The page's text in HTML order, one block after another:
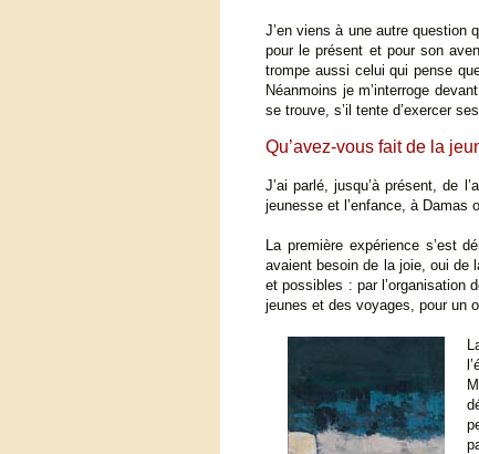
J’en viens à une autre question
pour le présent et pour son
trompe aussi celui qui pense
Néanmoins je m’interroge
se trouve, s’il tente d’exercer
Qu’avez-vous fait de la
J’ai parlé, jusqu’à présent, de
jeunesse et l’enfance, à Damas
La première expérience s’est
avaient besoin de la joie, oui de
et possibles : par l’organisation
jeunes et des voyages, pour un